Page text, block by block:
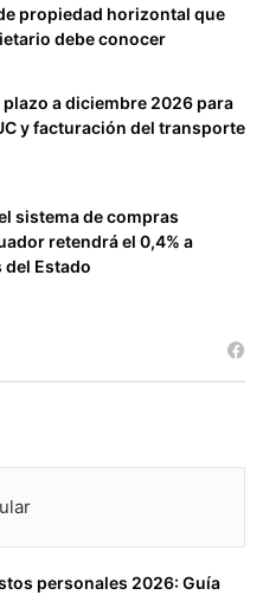
propiedad horizontal que
debe conocer
plazo a diciembre 2026 para
y facturación del transporte
sistema de compras
retendrá el 0,4% a
Estado
personales 2026: Guía